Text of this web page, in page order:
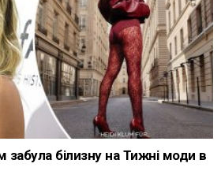
забула білизну на Тижні моди в